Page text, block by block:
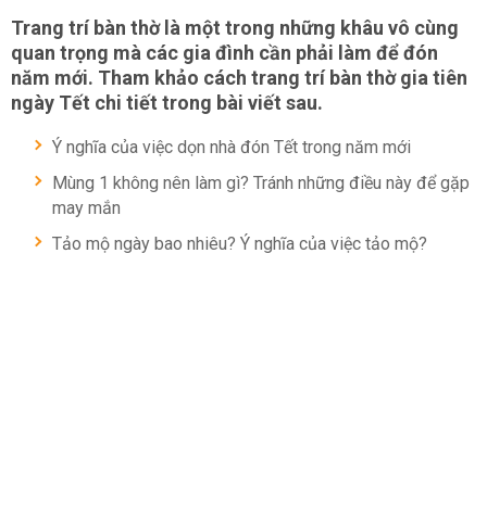
Trang trí bàn thờ là một trong những khâu vô cùng
quan trọng mà các gia đình cần phải làm để đón
năm mới. Tham khảo cách trang trí bàn thờ gia tiên
ngày Tết chi tiết trong bài viết sau.
Ý nghĩa của việc dọn nhà đón Tết trong năm mới
Mùng 1 không nên làm gì? Tránh những điều này để gặp
may mắn
Tảo mộ ngày bao nhiêu? Ý nghĩa của việc tảo mộ?